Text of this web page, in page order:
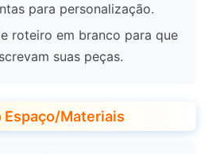
para personalização.
roteiro em branco para que
suas peças.
Espaço/Materiais